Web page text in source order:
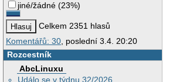
jiné/žádné (23%)
Celkem 2351 hlasů
Komentářů: 30 , poslední 3.4. 20:20
Rozcestník
AbcLinuxu
Událo se v týdnu 32/2026